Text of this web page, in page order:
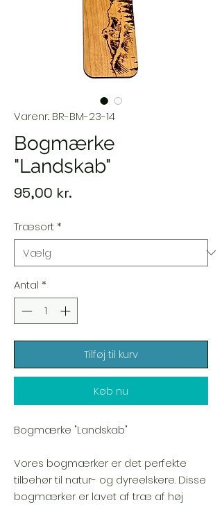
Varenr.: BR-BM-23-14
Bogmærke
"Landskab"
95,00 kr.
Træsort*
Antal *
Tilføj til kurv
Køb nu
Bogmærke "Landskab"
Vores bogmærker er det perfekte
tilbehør til natur- og dyreelskere. Disse
bogmærker er lavet af træ af høj